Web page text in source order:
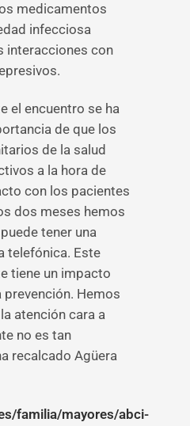
medicamentos
infecciosa
interacciones con
el encuentro se ha
de que los
de la salud
a la hora de
con los pacientes
dos meses hemos
tener una
telefónica. Este
tiene un impacto
Hemos
atención cara a
no es tan
recalcado Agüera
familia/mayores/abci-